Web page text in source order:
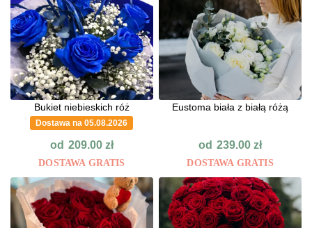
Bukiet niebieskich róż
Dostawa na 05.08.2026
od 209.00 zł
DOSTAWA GRATIS
Eustoma biała z białą różą
od 239.00zł
DOSTAWA GRATIS